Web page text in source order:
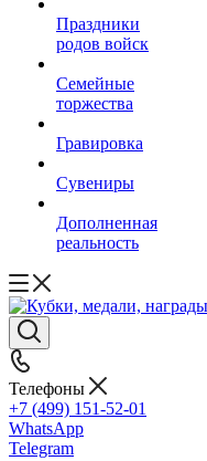
Праздники
родов войск
Семейные
торжества
Гравировка
Сувениры
Дополненная
реальность
Телефоны
+7 (499) 151-52-01
WhatsApp
Telegram